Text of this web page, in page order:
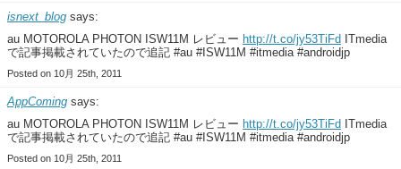
isnext_blog says:
au MOTOROLA PHOTON ISW11M レビュー http://t.co/jy53TiFd ITmedia
で記事掲載されていたので追記 #au #ISW11M #itmedia #androidjp
Posted on 10月 25th, 2011
AppComing says:
au MOTOROLA PHOTON ISW11M レビュー http://t.co/jy53TiFd ITmedia
で記事掲載されていたので追記 #au #ISW11M #itmedia #androidjp
Posted on 10月 25th, 2011